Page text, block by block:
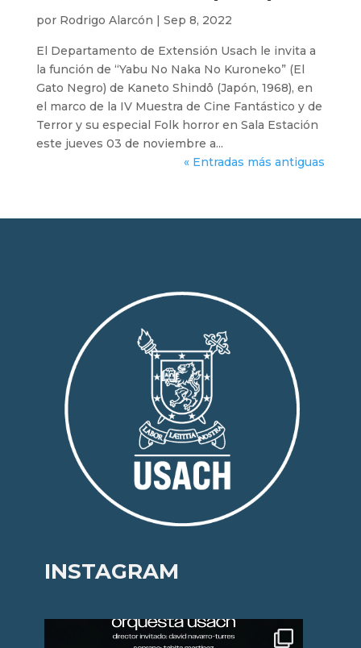
por Rodrigo Alarcón Sep 8, 2022
El Departamento de Extensión Usach le invita a
la función de “Yabu No Naka No Kuroneko” (El
Gato Negro) de Kaneto Shindô (Japón, 1968), en
el marco de la IV Muestra de Cine Fantástico y de
Terror y su especial Folk horror en Sala Estación
este jueves 03 de noviembre a...
« Entradas más antiguas
INSTAGRAM